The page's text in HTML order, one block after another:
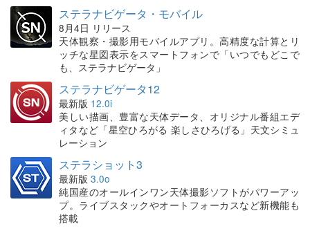
ステラナビゲータ・モバイル
8月4日 リリース
天体観察・撮影用モバイルアプリ。高精度な計算とリ
ッチな星図表示をスマートフォンで「いつでもどこで
も、ステラナビゲータ」
ステラナビゲータ12
最新版 12.0i
美しい描画、豊富な天体データ、オリジナル番組エデ
ィタなど「星空ひろがる 楽しさひろげる」天文シミュ
レーション
ステラショット3
最新版 3.0o
純国産のオールインワン天体撮影ソフトがパワーアッ
プ。ライブスタックやオートフォーカスなど新機能も
搭載